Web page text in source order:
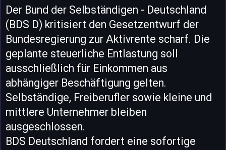
Der Bund der Selbständigen - Deutschland
(BDS D) kritisiert den Gesetzentwurf der
Bundesregierung zur Aktivrente scharf. Die
geplante steuerliche Entlastung soll
ausschließlich für Einkommen aus
abhängiger Beschäftigung gelten.
Selbständige, Freiberufler sowie kleine und
mittlere Unternehmer bleiben
ausgeschlossen.
BDS Deutschland fordert eine sofortige